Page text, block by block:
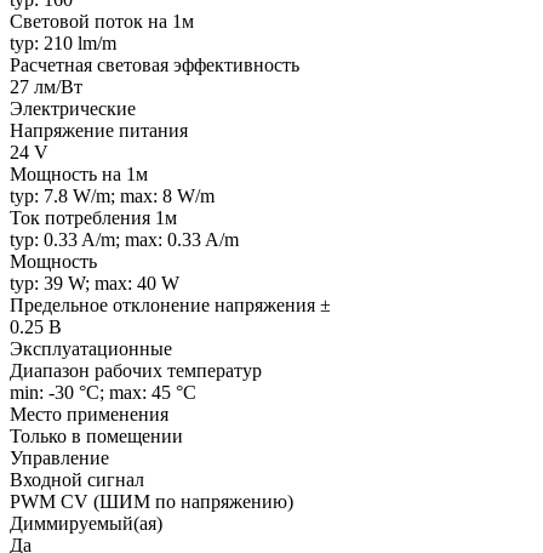
Световой поток на 1м
typ: 210 lm/m
Расчетная световая эффективность
27 лм/Вт
Электрические
Напряжение питания
24 V
Мощность на 1м
typ: 7.8 W/m; max: 8 W/m
Ток потребления 1м
typ: 0.33 A/m; max: 0.33 A/m
Мощность
typ: 39 W; max: 40 W
Предельное отклонение напряжения ±
0.25 В
Эксплуатационные
Диапазон рабочих температур
min: -30 °C; max: 45 °C
Место применения
Только в помещении
Управление
Входной сигнал
PWM СV (ШИМ по напряжению)
Диммируемый(ая)
Да